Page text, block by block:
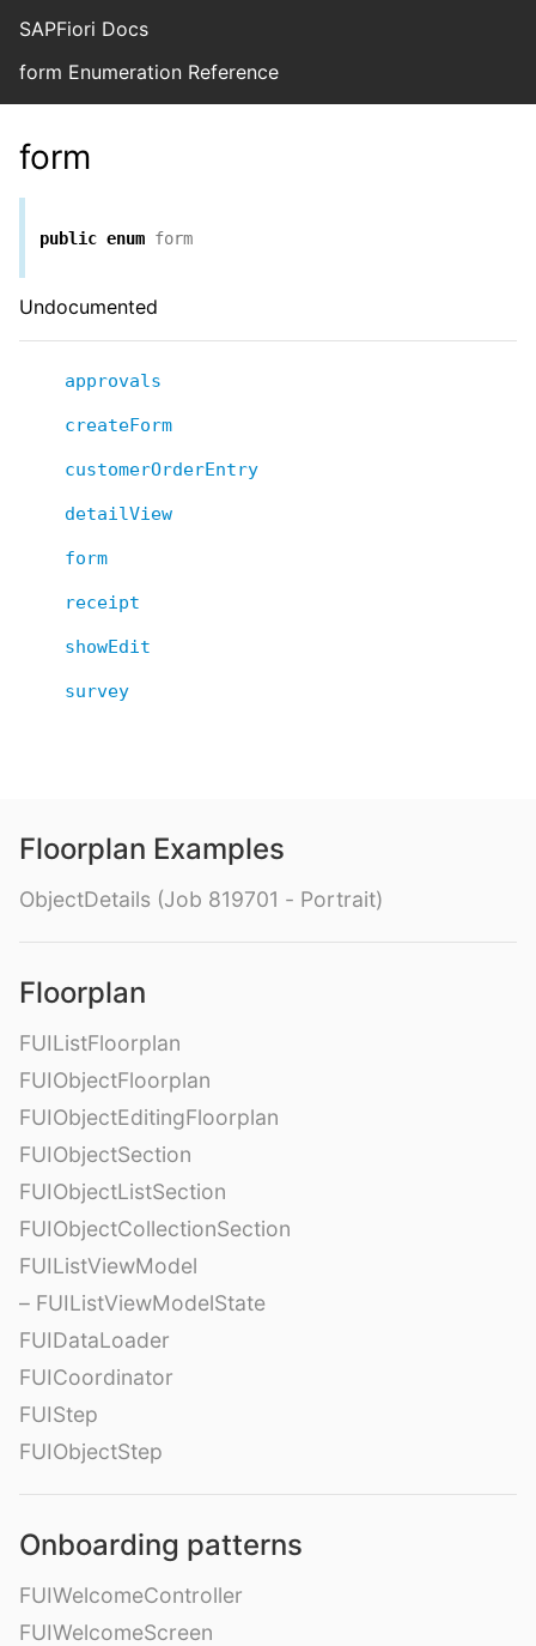
SAPFiori Docs
form Enumeration Reference
form
public enum form
Undocumented
approvals
createForm
customerOrderEntry
detailView
form
receipt
showEdit
survey
Floorplan Examples
ObjectDetails (Job 819701 - Portrait)
Floorplan
FUIListFloorplan
FUIObjectFloorplan
FUIObjectEditingFloorplan
FUIObjectSection
FUIObjectListSection
FUIObjectCollectionSection
FUIListViewModel
– FUIListViewModelState
FUIDataLoader
FUICoordinator
FUIStep
FUIObjectStep
Onboarding patterns
FUIWelcomeController
FUIWelcomeScreen